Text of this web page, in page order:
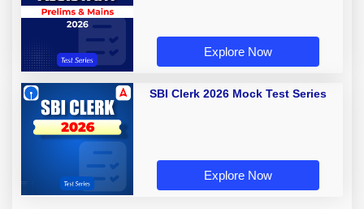
Explore Now
SBI Clerk 2026 Mock Test Series
Explore Now